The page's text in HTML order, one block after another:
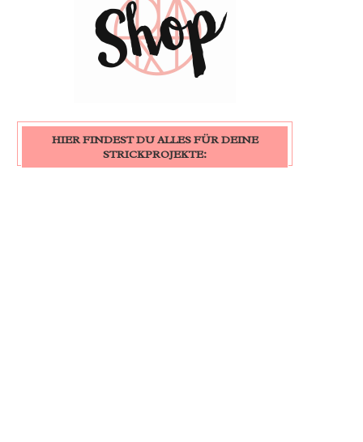
HIER FINDEST DU ALLES FÜR DEINE
STRICKPROJEKTE: